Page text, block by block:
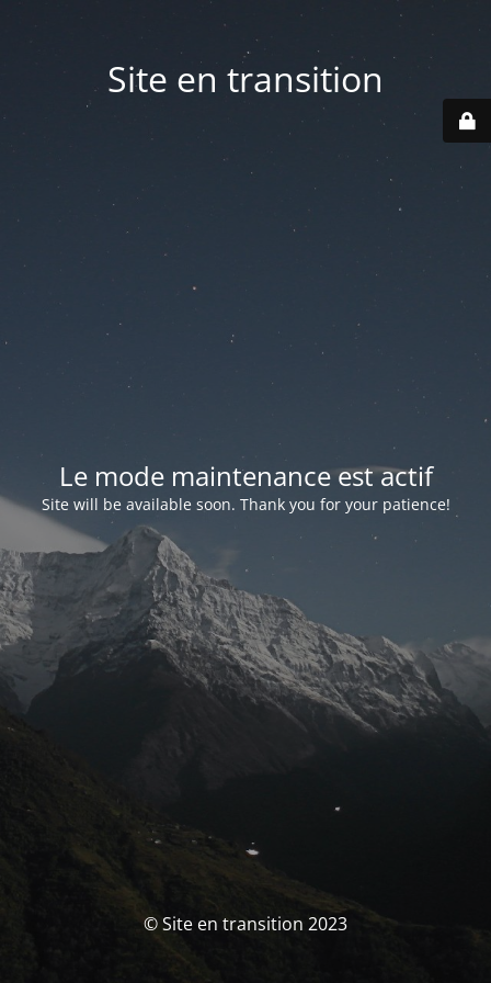
Site en transition
Le mode maintenance est actif
Site will be available soon. Thank you for your patience!
© Site en transition 2023